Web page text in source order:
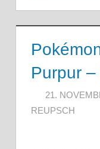
Purpur
21.
REUPSCH